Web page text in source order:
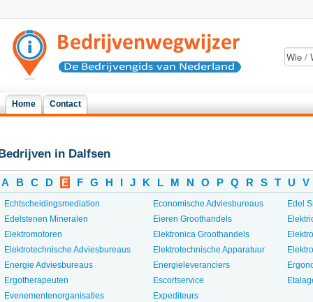
Home Contact
in Dalfsen
A B C D E F G H I J K L M N O P Q R S T U V
Echtscheidingsmediation
Edelstenen Mineralen
Elektromotoren
Elektrotechnische Adviesbureaus
Energie Adviesbureaus
Ergotherapeuten
Evenementenorganisaties
Economische Adviesbureaus
Eieren Groothandels
Elektronica Groothandels
Elektrotechnische Apparatuur
Energieleveranciers
Escortservice
Expediteurs
Edel